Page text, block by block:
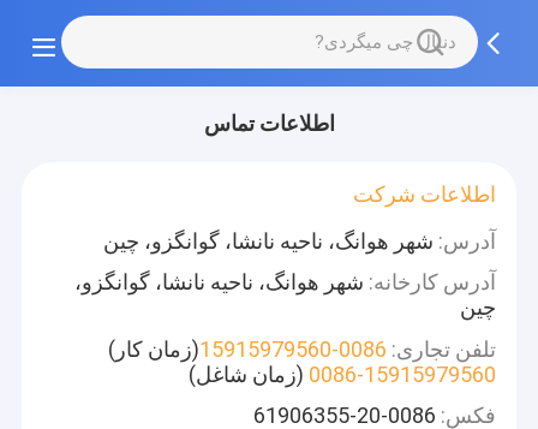
اطلاعات تماس
اطلاعات شرکت
آدرس: شهر هوانگ، ناحیه نانشا، گوانگزو، چین
آدرس کارخانه: شهر هوانگ، ناحیه نانشا، گوانگزو،
چین
تلفن تجاری: 0086-15915979560
(زمان کار)
0086-15915979560 (زمان شاغل)
فکس: